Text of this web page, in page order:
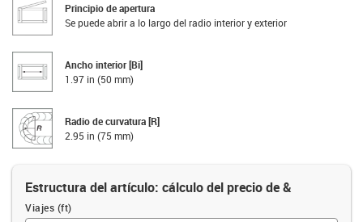
Principio de apertura
Se puede abrir a lo largo del radio interior y exterior
Ancho interior [Bi]
1.97 in (50 mm)
Radio de curvatura [R]
2.95 in (75 mm)
Estructura del artículo: cálculo del precio de &
Viajes (ft)